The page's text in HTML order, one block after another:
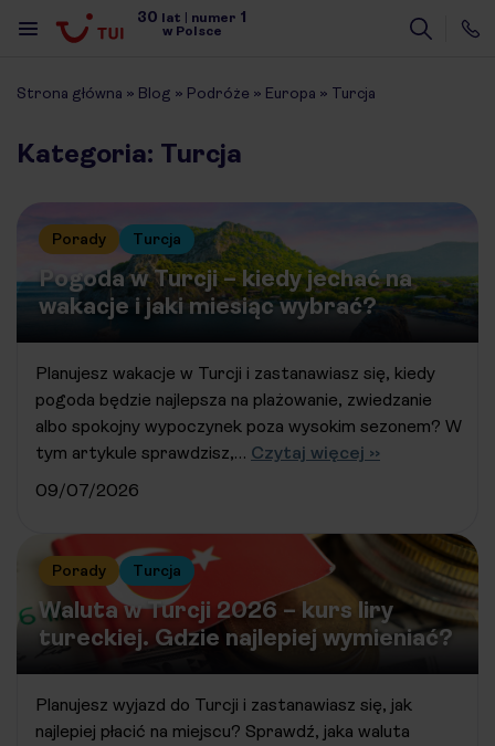
30 lat | numer 1
w Polsce
Strona główna » Blog » Podróże » Europa » Turcja
Kategoria: Turcja
Porady Turcja
Pogoda w Turcji – kiedy jechać na
wakacje i jaki miesiąc wybrać?
Planujesz wakacje w Turcji i zastanawiasz się, kiedy
pogoda będzie najlepsza na plażowanie, zwiedzanie
albo spokojny wypoczynek poza wysokim sezonem? W
tym artykule sprawdzisz,… Czytaj więcej ››
09/07/2026
Porady Turcja
Waluta w Turcji 2026 – kurs liry
tureckiej. Gdzie najlepiej wymieniać?
Planujesz wyjazd do Turcji i zastanawiasz się, jak
najlepiej płacić na miejscu? Sprawdź, jaka waluta